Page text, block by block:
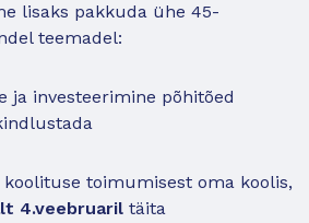
lisaks pakkuda ühe 45-
teemadel:
ja investeerimine põhitõed
toimumisest oma koolis,
4.veebruaril täita